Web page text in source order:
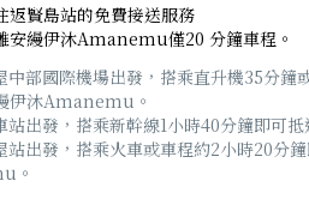
返賢島站的免費接送服務
安縵伊沐Amanemu僅20 分鐘車程。
中部國際機場出發，搭乘直升機35分鐘
伊沐Amanemu。
站出發，搭乘新幹線1小時40分鐘即可抵
站出發，搭乘火車或車程約2小時20分
。